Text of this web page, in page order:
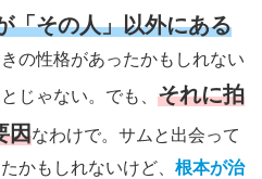
「その人」以外にある
の性格があったかもしれない
じゃない。でも、 それに拍
因なわけで。サムと出会って
かもしれないけど、 根本が治